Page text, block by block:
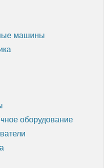
машины
оборудование